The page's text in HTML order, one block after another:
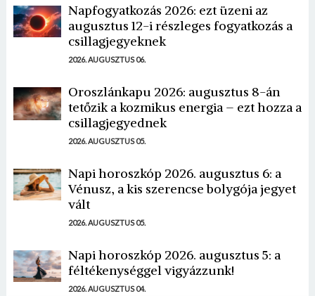
Napfogyatkozás 2026: ezt üzeni az
augusztus 12-i részleges fogyatkozás a
csillagjegyeknek
2026. AUGUSZTUS 06.
Oroszlánkapu 2026: augusztus 8-án
tetőzik a kozmikus energia – ezt hozza a
csillagjegyednek
2026. AUGUSZTUS 05.
Napi horoszkóp 2026. augusztus 6: a
Vénusz, a kis szerencse bolygója jegyet
vált
2026. AUGUSZTUS 05.
Napi horoszkóp 2026. augusztus 5: a
féltékenységgel vigyázzunk!
2026. AUGUSZTUS 04.